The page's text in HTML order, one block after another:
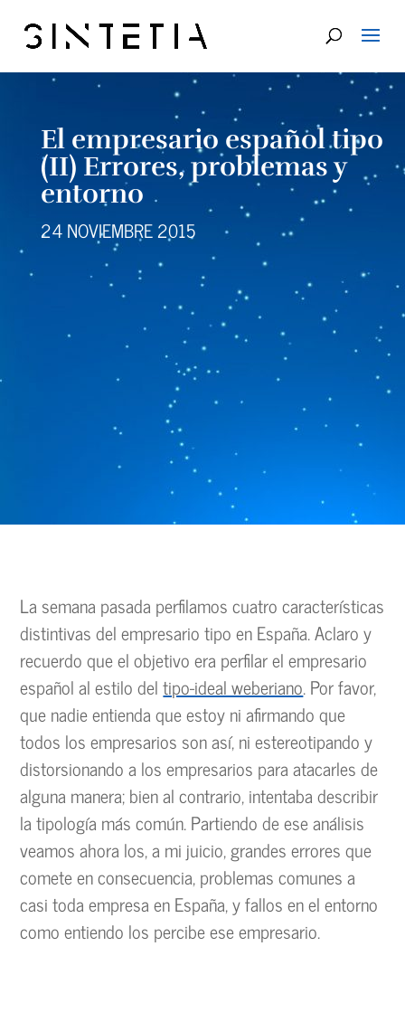
El empresario español tipo
(II) Errores, problemas y
entorno
24 NOVIEMBRE 2015
La semana pasada perfilamos cuatro características
distintivas del empresario tipo en España. Aclaro y
recuerdo que el objetivo era perfilar el empresario
español al estilo deltipo-ideal weberiano. Por favor,
que nadie entienda que estoy ni afirmando que
todos los empresarios son así, ni estereotipando y
distorsionando a los empresarios para atacarles de
alguna manera; bien al contrario, intentaba describir
la tipología más común. Partiendo de ese análisis
veamos ahora los, a mi juicio, grandes errores que
comete en consecuencia, problemas comunes a
casi toda empresa en España, y fallos en el entorno
como entiendo los percibe ese empresario.